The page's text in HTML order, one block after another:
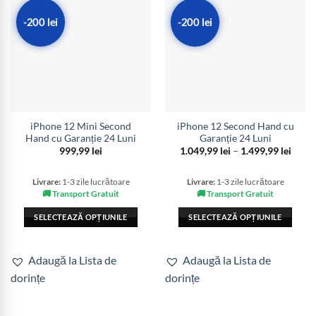
-200 lei
iPhone 12 Mini Second
Hand cu Garanție 24 Luni
999,99 lei
Livrare:1-3 zile lucrătoare
🚚 Transport Gratuit
SELECTEAZĂ OPȚIUNILE
are
Adaugă la Lista de
dorințe
-200 lei
iPhone 12 Second Hand cu
Garanție 24 Luni
1.049,99 lei – 1.499,99 lei
Livrare:1-3 zile lucrătoare
🚚 Transport Gratuit
SELECTEAZĂ OPȚIUNILE
are
Adaugă la Lista de
dorințe